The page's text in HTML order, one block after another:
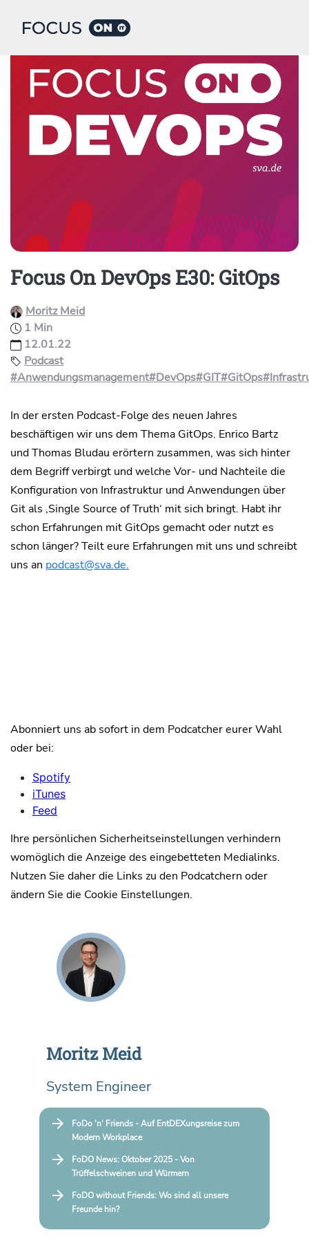
Home Podcast
Focus On DevOps E30: GitOps
Moritz Meid
1 Min
12.01.22
Podcast
#Anwendungsmanagement#DevOps#GIT#GitOps
In der ersten Podcast-Folge des neuen Jahres
beschäftigen wir uns dem Thema GitOps. Enrico Bartz
und Thomas Bludau erörtern zusammen, was sich hinter
dem Begriff verbirgt und welche Vor- und Nachteile die
Konfiguration von Infrastruktur und Anwendungen über
Git als ‚Single Source of Truth‘ mit sich bringt. Habt ihr
schon Erfahrungen mit GitOps gemacht oder nutzt es
schon länger? Teilt eure Erfahrungen mit uns und schreibt
uns an podcast@sva.de.
Abonniert uns ab sofort in dem Podcatcher eurer Wahl
oder bei:
Spotify
iTunes
Feed
Ihre persönlichen Sicherheitseinstellungen verhindern
womöglich die Anzeige des eingebetteten Medialinks.
Nutzen Sie daher die Links zu den Podcatchern oder
ändern Sie die Cookie Einstellungen.
Moritz Meid
System Engineer
FoDo 'n' Friends - Auf EntDEXungsreise zum
Modern Workplace
FoDO News: Oktober 2025 - Von
Trüffelschweinen und Würmern
FoDO without Friends: Wo sind all unsere
Freunde hin?